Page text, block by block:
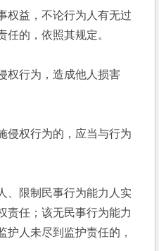
权益，不论行为人有无过
任的，依照其规定。
权行为，造成他人损害
侵权行为的，应当与行为
、限制民事行为能力人实
责任；该无民事行为能力
护人未尽到监护责任的，